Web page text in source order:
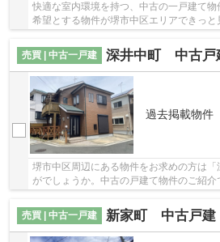
快適な室内環境を持つ、中古の一戸建て
希望とする物件が堺市中区エリアできっ
売買 | 中古一戸建
深井中町 中古戸
過去掲載物件
堺市中区周辺にある物件をお求めの方は
がでしょうか。中古の戸建て物件のご紹
売買 | 中古一戸建
新家町 中古戸建